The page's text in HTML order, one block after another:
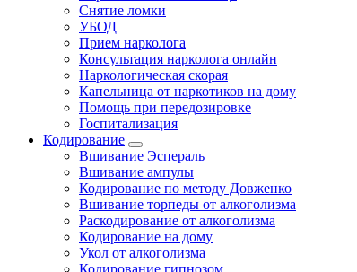
Снятие ломки
УБОД
Прием нарколога
Консультация нарколога онлайн
Наркологическая скорая
Капельница от наркотиков на дому
Помощь при передозировке
Госпитализация
Кодирование
Вшивание Эспераль
Вшивание ампулы
Кодирование по методу Довженко
Вшивание торпеды от алкоголизма
Раскодирование от алкоголизма
Кодирование на дому
Укол от алкоголизма
Кодирование гипнозом